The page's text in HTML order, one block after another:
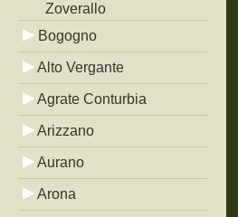
Zoverallo
Bogogno
Alto Vergante
Agrate Conturbia
Arizzano
Aurano
Arona